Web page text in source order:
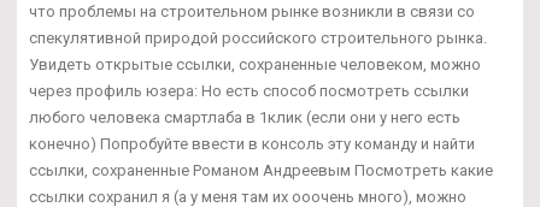
что проблемы на строительном рынке возникли в связи со
спекулятивной природой российского строительного рынка.
Увидеть открытые ссылки, сохраненные человеком, можно
через профиль юзера: Но есть способ посмотреть ссылки
любого человека смартлаба в 1клик (если они у него есть
конечно) Попробуйте ввести в консоль эту команду и найти
ссылки, сохраненные Романом Андреевым Посмотреть какие
ссылки сохранил я (а у меня там их ооочень много), можно